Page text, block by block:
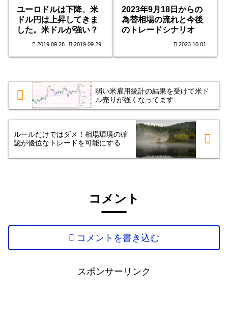
ユーロドルは下降、米
ドル円は上昇してきま
した。米ドルが強い？
2019.09.28 2019.09.29
2023年9月18日からの
為替相場の流れと今後
のトレードシナリオ
2023.10.01
弱い米雇用統計の結果を受けて米ド
ル売りが強くなってます
ルールだけではダメ！相場環境の確
認が優位なトレードを可能にする
コメント
コメントを書き込む
スポンサーリンク